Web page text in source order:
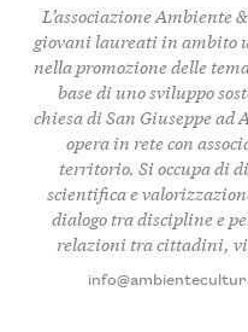
L’associazione Ambiente
giovani laureati in ambito
nella promozione delle
base di uno sviluppo
chiesa di San Giuseppe ad
opera in rete con
territorio. Si occupa di
scientifica e
dialogo tra discipline e
relazioni tra cittadini,